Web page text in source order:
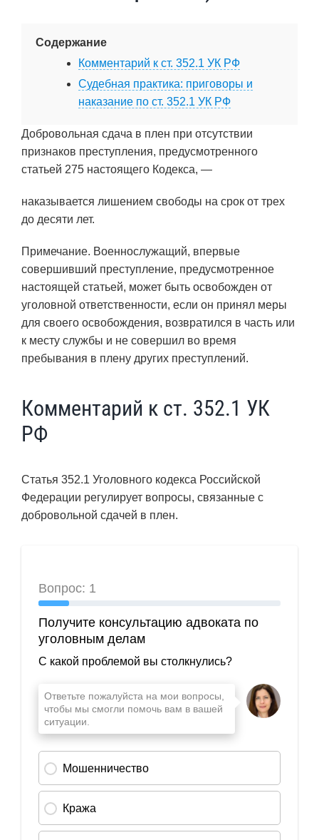
Содержание
Комментарий к ст. 352.1 УК РФ
Судебная практика: приговоры и
наказание по ст. 352.1 УК РФ
Добровольная сдача в плен при отсутствии
признаков преступления, предусмотренного
статьей 275 настоящего Кодекса, —
наказывается лишением свободы на срок от трех
до десяти лет.
Примечание. Военнослужащий, впервые
совершивший преступление, предусмотренное
настоящей статьей, может быть освобожден от
уголовной ответственности, если он принял меры
для своего освобождения, возвратился в часть или
к месту службы и не совершил во время
пребывания в плену других преступлений.
Комментарий к ст. 352.1 УК
РФ
Статья 352.1 Уголовного кодекса Российской
Федерации регулирует вопросы, связанные с
добровольной сдачей в плен.